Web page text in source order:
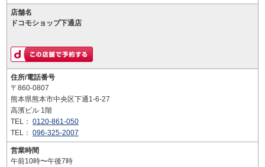
店舗名
ドコモショップ下通店
住所/電話番号
〒860-0807
熊本県熊本市中央区下通1-6-27
高濱ビル 1階
TEL： 0120-861-050
TEL： 096-325-2007
営業時間
午前10時〜午後7時